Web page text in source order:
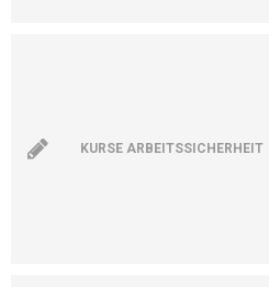
KURSE ARBEITSSICHERHEIT